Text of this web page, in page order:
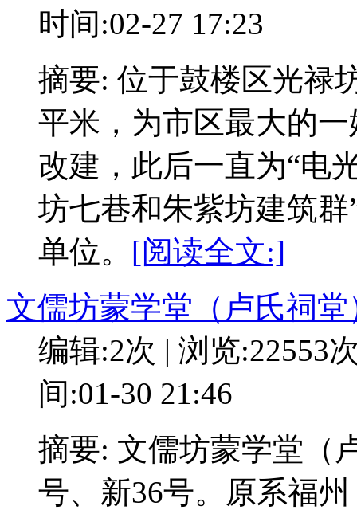
时间:02-27 17:23
摘要: 位于鼓楼区光禄
平米，为市区最大的
改建，此后一直为“电
坊七巷和朱紫坊建筑
单位。 [阅读全文:]
文儒坊蒙学堂（卢氏祠堂
编辑:2次 | 浏览:22553
间:01-30 21:46
摘要: 文儒坊蒙学堂（
号、新36号。原系福